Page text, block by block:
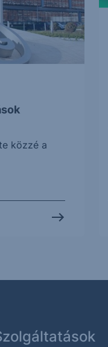
közzé a